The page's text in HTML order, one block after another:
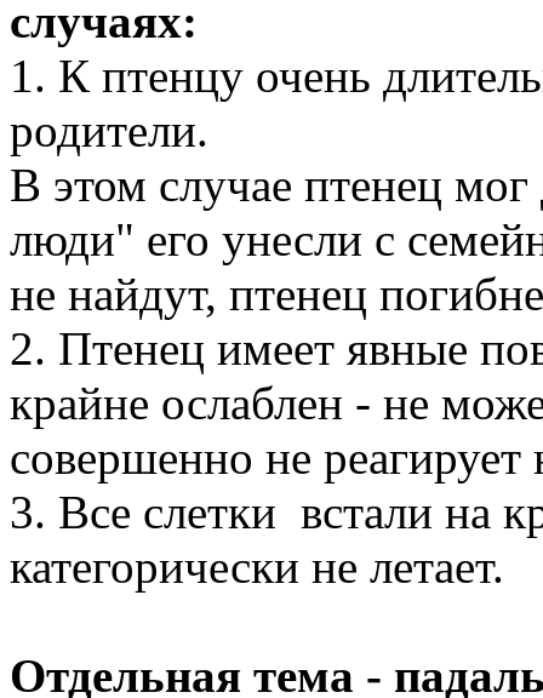
случаях:
1. К птенцу очень
родители.
В этом случае птенец
люди" его унесли с
не найдут, птенец
2. Птенец имеет явные
крайне ослаблен - не
совершенно не
3. Все слетки встали на
категорически не летает.
Отдельная тема -